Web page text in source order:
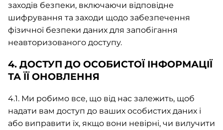
заходів безпеки, включаючи відповідне
шифрування та заходи щодо забезпечення
фізичної безпеки даних для запобігання
неавторизованого доступу.
4. ДОСТУП ДО ОСОБИСТОЇ ІНФОРМАЦІЇ
ТА ЇЇ ОНОВЛЕННЯ
4.1. Ми робимо все, що від нас залежить, щоб
надати вам доступ до ваших особистих даних і
або виправити їх, якщо вони невірні, чи вилучити